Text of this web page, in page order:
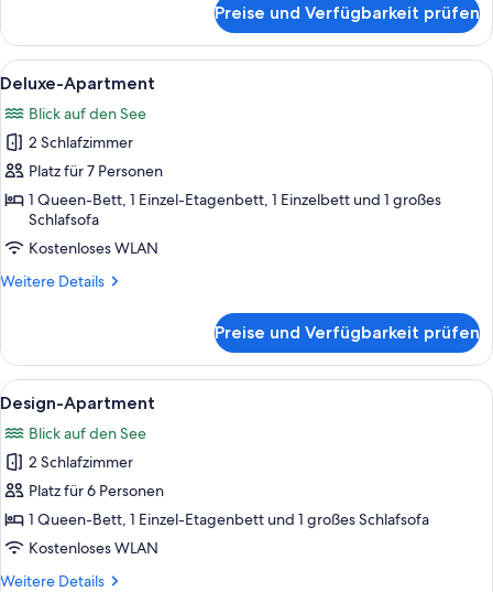
Apartment
Preise und Verfügbarkeit prüfen
Alle
Fotos
für
Deluxe-
Apartment
anzeigen
Ein Schlafzimmer mit massivem
13
Deluxe-Apartment
Blick auf den See
2 Schlafzimmer
Platz für 7 Personen
1 Queen-Bett, 1 Einzel-Etagenbett, 1 Einzelbett und 1 großes
Schlafsofa
Kostenloses WLAN
Weitere Details
Weitere
Apartment
Preise und Verfügbarkeit prüfen
Alle
Fotos
für
Design-
Apartment
anzeigen
Ein modernes Schlafzimmer mit
16
Design-Apartment
Blick auf den See
2 Schlafzimmer
Platz für 6 Personen
1 Queen-Bett, 1 Einzel-Etagenbett und 1 großes Schlafsofa
Kostenloses WLAN
Weitere Details
Weitere